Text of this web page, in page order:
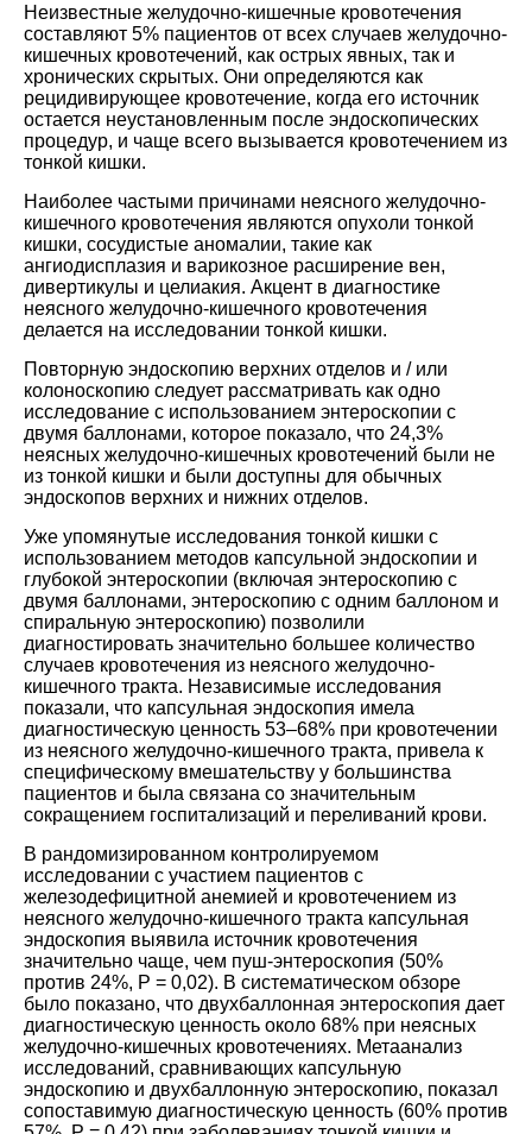
Неизвестные желудочно-кишечные кровотечения
составляют 5% пациентов от всех случаев желудочно-
кишечных кровотечений, как острых явных, так и
хронических скрытых. Они определяются как
рецидивирующее кровотечение, когда его источник
остается неустановленным после эндоскопических
процедур, и чаще всего вызывается кровотечением из
тонкой кишки.
Наиболее частыми причинами неясного желудочно-
кишечного кровотечения являются опухоли тонкой
кишки, сосудистые аномалии, такие как
ангиодисплазия и варикозное расширение вен,
дивертикулы и целиакия. Акцент в диагностике
неясного желудочно-кишечного кровотечения
делается на исследовании тонкой кишки.
Повторную эндоскопию верхних отделов и / или
колоноскопию следует рассматривать как одно
исследование с использованием энтероскопии с
двумя баллонами, которое показало, что 24,3%
неясных желудочно-кишечных кровотечений были не
из тонкой кишки и были доступны для обычных
эндоскопов верхних и нижних отделов.
Уже упомянутые исследования тонкой кишки с
использованием методов капсульной эндоскопии и
глубокой энтероскопии (включая энтероскопию с
двумя баллонами, энтероскопию с одним баллоном и
спиральную энтероскопию) позволили
диагностировать значительно большее количество
случаев кровотечения из неясного желудочно-
кишечного тракта. Независимые исследования
показали, что капсульная эндоскопия имела
диагностическую ценность 53–68% при кровотечении
из неясного желудочно-кишечного тракта, привела к
специфическому вмешательству у большинства
пациентов и была связана со значительным
сокращением госпитализаций и переливаний крови.
В рандомизированном контролируемом
исследовании с участием пациентов с
железодефицитной анемией и кровотечением из
неясного желудочно-кишечного тракта капсульная
эндоскопия выявила источник кровотечения
значительно чаще, чем пуш-энтероскопия (50%
против 24%, P = 0,02). В систематическом обзоре
было показано, что двухбаллонная энтероскопия дает
диагностическую ценность около 68% при неясных
желудочно-кишечных кровотечениях. Метаанализ
исследований, сравнивающих капсульную
эндоскопию и двухбаллонную энтероскопию, показал
сопоставимую диагностическую ценность (60% против